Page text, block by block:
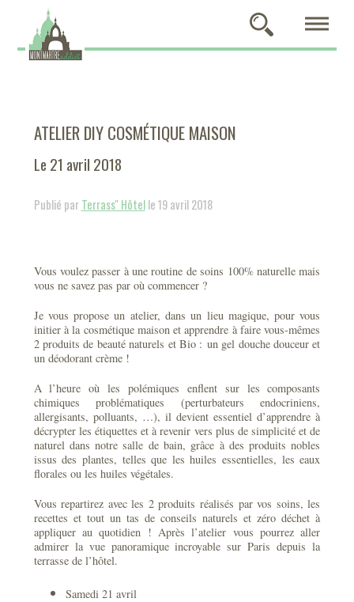
ATELIER DIY COSMÉTIQUE MAISON
Le 21 avril 2018
Publié parTerrass'' Hôtelle 19 avril 2018
Vous voulez passer à une routine de soins 100% naturelle mais
vous ne savez pas par où commencer ?
Je vous propose un atelier, dans un lieu magique, pour vous
initier à la cosmétique maison et apprendre à faire vous-mêmes
2 produits de beauté naturels et Bio : un gel douche douceur et
un déodorant crème !
A l’heure où les polémiques enflent sur les composants
chimiques problématiques (perturbateurs endocriniens,
allergisants, polluants, …), il devient essentiel d’apprendre à
décrypter les étiquettes et à revenir vers plus de simplicité et de
naturel dans notre salle de bain, grâce à des produits nobles
issus des plantes, telles que les huiles essentielles, les eaux
florales ou les huiles végétales.
Vous repartirez avec les 2 produits réalisés par vos soins, les
recettes et tout un tas de conseils naturels et zéro déchet à
appliquer au quotidien ! Après l’atelier vous pourrez aller
admirer la vue panoramique incroyable sur Paris depuis la
terrasse de l’hôtel.
Samedi 21 avril